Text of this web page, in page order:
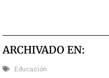
ARCHIVADO EN:
Educación